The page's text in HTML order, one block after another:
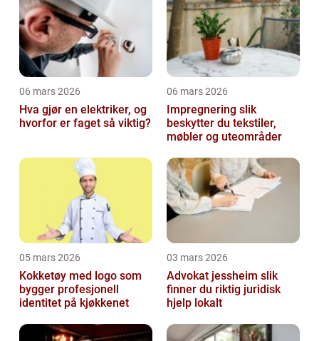
06 mars 2026
Hva gjør en elektriker, og
hvorfor er faget så viktig?
06 mars 2026
Impregnering slik
beskytter du tekstiler,
møbler og uteområder
05 mars 2026
Kokketøy med logo som
bygger profesjonell
identitet på kjøkkenet
03 mars 2026
Advokat jessheim slik
finner du riktig juridisk
hjelp lokalt